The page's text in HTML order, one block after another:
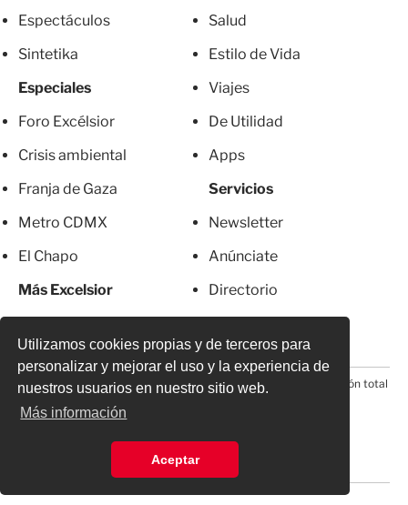
Utilizamos cookies propias y de terceros para
personalizar y mejorar el uso y la experiencia de
nuestros usuarios en nuestro sitio web.
Más información
Aceptar
Espectáculos
Sintetika
Especiales
Foro Excélsior
Crisis ambiental
Franja de Gaza
Metro CDMX
El Chapo
Más Excelsior
Salud
Estilo de Vida
Viajes
De Utilidad
Apps
Servicios
Newsletter
Anúnciate
Directorio
© 2026 Todos los derechos reservados. Prohibida la reproducción total
o parcial, incluyendo cualquier medio electrónico*